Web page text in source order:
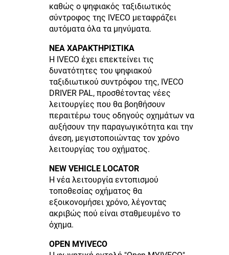
καθώς ο ψηφιακός ταξιδιωτικός
σύντροφος της IVECO μεταφράζει
αυτόματα όλα τα μηνύματα.
ΝΕΑ ΧΑΡΑΚΤΗΡΙΣΤΙΚΑ
Η IVECO έχει επεκτείνει τις
δυνατότητες του ψηφιακού
ταξιδιωτικού συντρόφου της, IVECO
DRIVER PAL, προσθέτοντας νέες
λειτουργίες που θα βοηθήσουν
περαιτέρω τους οδηγούς οχημάτων να
αυξήσουν την παραγωγικότητα και την
άνεση, μεγιστοποιώντας τον χρόνο
λειτουργίας του οχήματος.
NEW VEHICLE LOCATOR
Η νέα λειτουργία εντοπισμού
τοποθεσίας οχήματος θα
εξοικονομήσει χρόνο, λέγοντας
ακριβώς πού είναι σταθμευμένο το
όχημα.
OPEN MYIVECO